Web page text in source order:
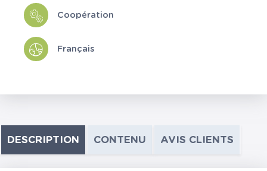
Coopération
Français
DESCRIPTION CONTENU AVIS CLIENTS